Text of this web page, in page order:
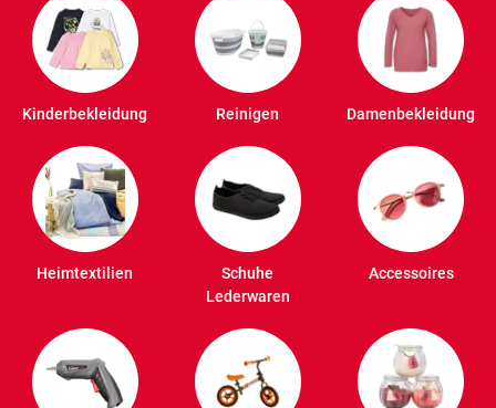
Kinderbekleidung Reinigen Damenbekleidung
Heimtextilien
Schuhe
Lederwaren
Accessoires